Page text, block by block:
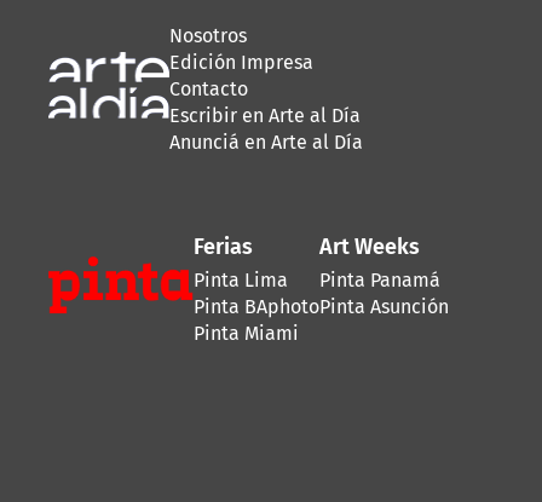
Nosotros
Edición Impresa
Contacto
Escribir en Arte al Día
Anunciá en Arte al Día
Ferias
Pinta Lima
Pinta BAphoto
Pinta Miami
Art Weeks
Pinta Panamá
Pinta Asunción